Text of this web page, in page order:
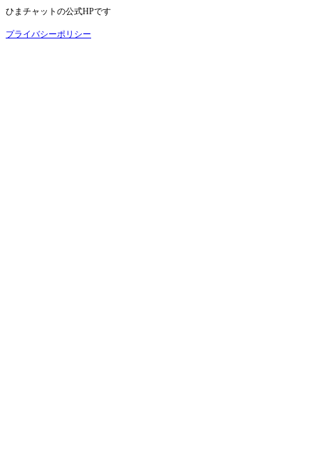
ひまチャットの公式HPです
プライバシーポリシー